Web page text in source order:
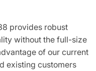
provides robust
without the full-size
of our current
existing customers